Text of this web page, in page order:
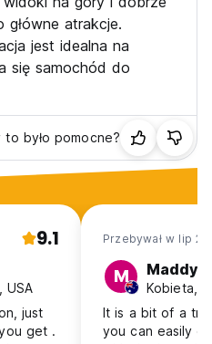
atrakcje.
jest idealna na
się samochód do
to było pomocne?
9.1
USA
just
get .
Przebywał w lip
M Maddy
Kobieta,
It is a bit of a
you can easily